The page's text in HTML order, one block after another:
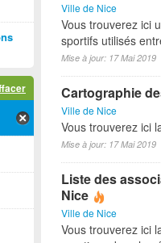
Ville de Nice
Vous trouverez ici
sportifs utilisés
Mise à jour: 17 Mai 2019
Cartographie
Ville de Nice
Vous trouverez ici
Mise à jour: 17 Mai 2019
Liste des
Nice
Ville de Nice
Vous trouverez ici